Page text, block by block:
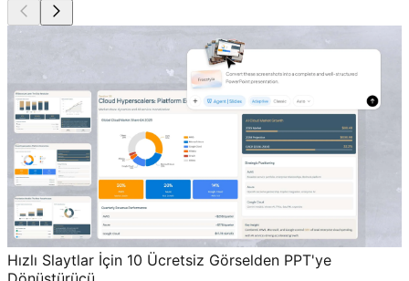
Hızlı Slaytlar İçin 10 Ücretsiz Görselden PPT'ye